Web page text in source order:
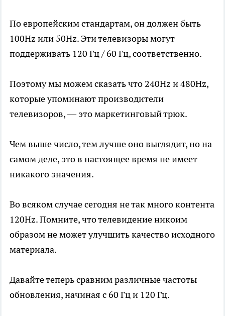
По европейским стандартам, он должен быть
100Hz или 50Hz. Эти телевизоры могут
поддерживать 120 Гц / 60 Гц, соответственно.
Поэтому мы можем сказать что 240Hz и 480Hz,
которые упоминают производители
телевизоров, — это маркетинговый трюк.
Чем выше число, тем лучше оно выглядит, но на
самом деле, это в настоящее время не имеет
никакого значения.
Во всяком случае сегодня не так много контента
120Hz. Помните, что телевидение никоим
образом не может улучшить качество исходного
материала.
Давайте теперь сравним различные частоты
обновления, начиная с 60 Гц и 120 Гц.